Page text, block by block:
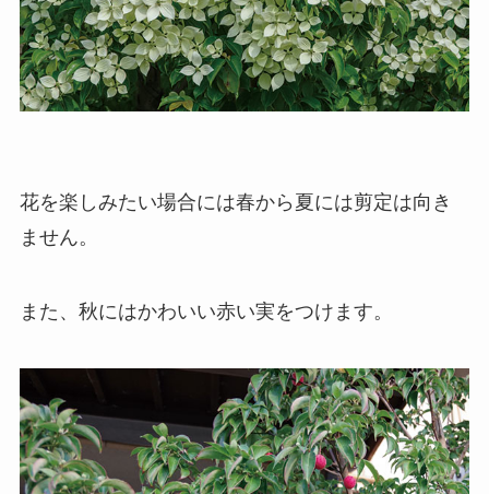
花を楽しみたい場合には春から夏には剪定は向き
ません。
また、秋にはかわいい赤い実をつけます。